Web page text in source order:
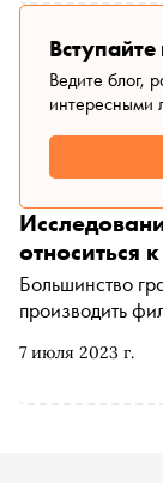
Трифоновым,
актрисами
вспоминает,
чем живут
Ведите блог,
интересными
7 июля 2023 г.
относиться
Большинство
производить